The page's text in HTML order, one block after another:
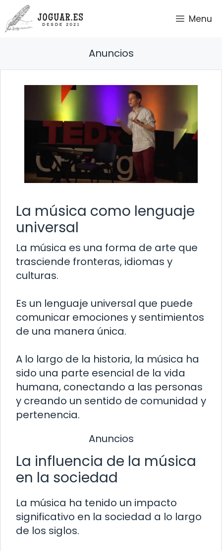
Saltar
al
contenido
Menu
Anuncios
La música como lenguaje
universal
La música es una forma de arte que
trasciende fronteras, idiomas y
culturas.
Es un lenguaje universal que puede
comunicar emociones y sentimientos
de una manera única.
A lo largo de la historia, la música ha
sido una parte esencial de la vida
humana, conectando a las personas
y creando un sentido de comunidad y
pertenencia.
Anuncios
La influencia de la música
en la sociedad
La música ha tenido un impacto
significativo en la sociedad a lo largo
de los siglos.